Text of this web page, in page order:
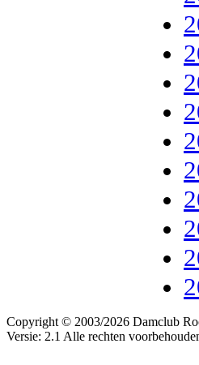
Copyright © 2003/2026 Damclub
Versie: 2.1 Alle rechten